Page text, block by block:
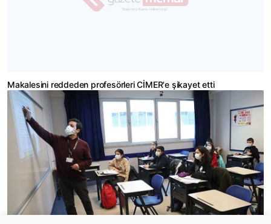
Makalesini reddeden profesörleri CİMER'e şikayet etti